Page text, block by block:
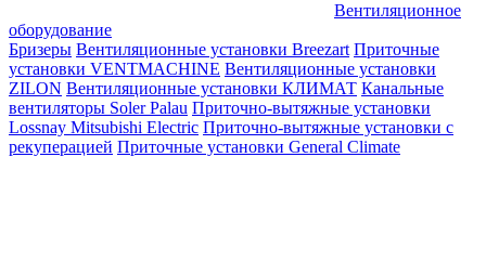
Вентиляционное
оборудование
Бризеры Вентиляционные установки Breezart Приточные
установки VENTMACHINE Вентиляционные установки
ZILON Вентиляционные установки КЛИМАТ Канальные
вентиляторы Soler Palau Приточно-вытяжные установки
Lossnay Mitsubishi Electric Приточно-вытяжные установки с
рекуперацией Приточные установки General Climate